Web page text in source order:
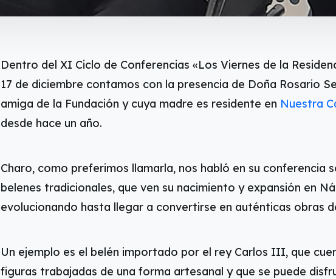
Dentro del XI Ciclo de Conferencias «Los Viernes de la
17 de diciembre contamos con la presencia de Doña Rosario
amiga de la Fundación y cuya madre es residente en Nuestra
desde hace un año.
Charo, como preferimos llamarla, nos habló en su conferencia
belenes tradicionales, que ven su nacimiento y expansión en
evolucionando hasta llegar a convertirse en auténticas obras
Un ejemplo es el belén importado por el rey Carlos III, que
figuras trabajadas de una forma artesanal y que se puede